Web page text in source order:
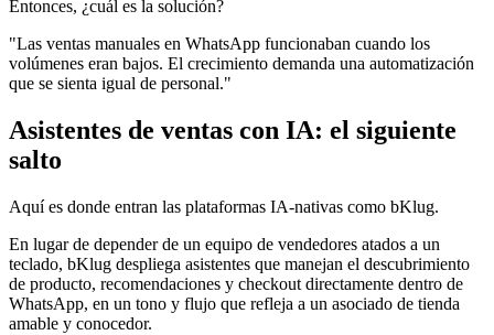
Entonces, ¿cuál es la solución?
"Las ventas manuales en WhatsApp funcionaban cuando los
volúmenes eran bajos. El crecimiento demanda una automatización
que se sienta igual de personal."
Asistentes de ventas con IA: el siguiente
salto
Aquí es donde entran las plataformas IA-nativas como bKlug.
En lugar de depender de un equipo de vendedores atados a un
teclado, bKlug despliega asistentes que manejan el descubrimiento
de producto, recomendaciones y checkout directamente dentro de
WhatsApp, en un tono y flujo que refleja a un asociado de tienda
amable y conocedor.